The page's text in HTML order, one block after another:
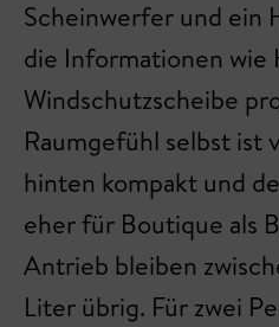
Scheinwerfer und ein
die Informationen wie
Windschutzscheibe
Raumgefühl selbst ist
hinten kompakt und
eher für Boutique als
Antrieb bleiben
Liter übrig. Für zwei